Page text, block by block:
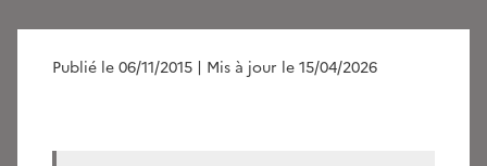
Publié le 06/11/2015 | Mis à jour le 15/04/2026